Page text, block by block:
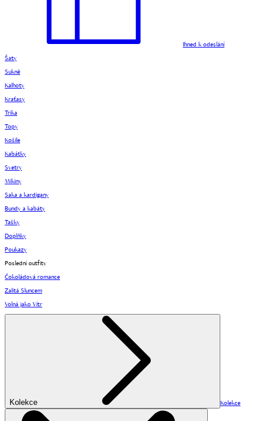
Ihned k odeslání
Šaty
Sukně
Kalhoty
Kraťasy
Trika
Topy
Košile
Kabátky
Svetry
Mikiny
Saka a kardigany
Bundy a kabáty
Tašky
Doplňky
Poukazy
Poslední outfity
Čokoládová romance
Zalitá Sluncem
Volná jako Vítr
Kolekce Kolekce